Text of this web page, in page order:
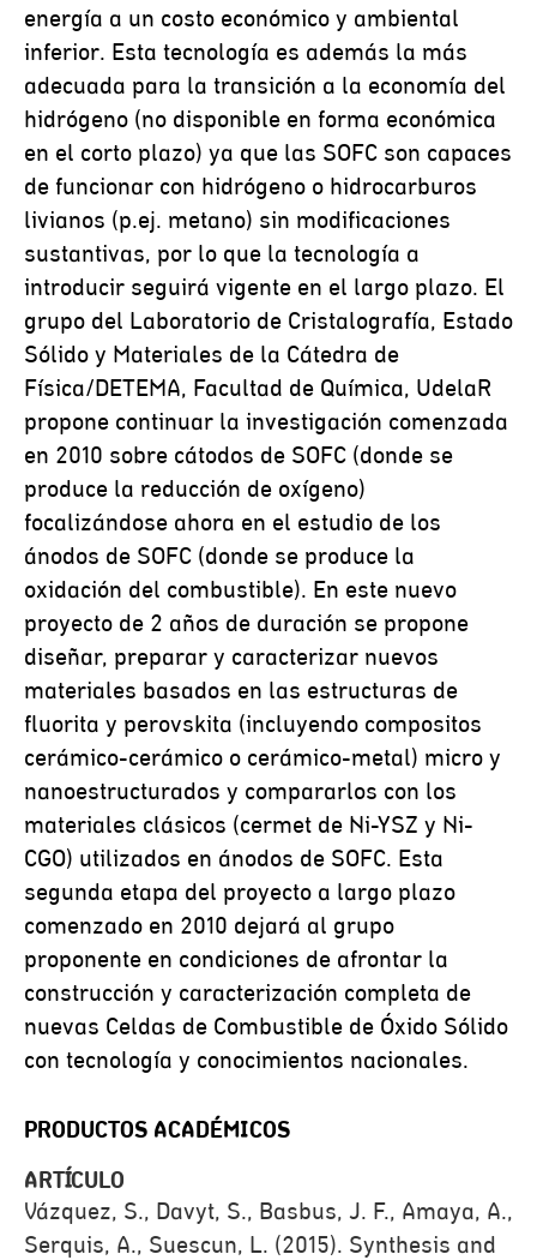
energía a un costo económico y ambiental
inferior. Esta tecnología es además la más
adecuada para la transición a la economía del
hidrógeno (no disponible en forma económica
en el corto plazo) ya que las SOFC son capaces
de funcionar con hidrógeno o hidrocarburos
livianos (p.ej. metano) sin modificaciones
sustantivas, por lo que la tecnología a
introducir seguirá vigente en el largo plazo. El
grupo del Laboratorio de Cristalografía, Estado
Sólido y Materiales de la Cátedra de
Física/DETEMA, Facultad de Química, UdelaR
propone continuar la investigación comenzada
en 2010 sobre cátodos de SOFC (donde se
produce la reducción de oxígeno)
focalizándose ahora en el estudio de los
ánodos de SOFC (donde se produce la
oxidación del combustible). En este nuevo
proyecto de 2 años de duración se propone
diseñar, preparar y caracterizar nuevos
materiales basados en las estructuras de
fluorita y perovskita (incluyendo compositos
cerámico-cerámico o cerámico-metal) micro y
nanoestructurados y compararlos con los
materiales clásicos (cermet de Ni-YSZ y Ni-
CGO) utilizados en ánodos de SOFC. Esta
segunda etapa del proyecto a largo plazo
comenzado en 2010 dejará al grupo
proponente en condiciones de afrontar la
construcción y caracterización completa de
nuevas Celdas de Combustible de Óxido Sólido
con tecnología y conocimientos nacionales.
PRODUCTOS ACADÉMICOS
ARTÍCULO
Vázquez, S., Davyt, S., Basbus, J. F., Amaya, A.,
Serquis, A., Suescun, L. (2015). Synthesis and